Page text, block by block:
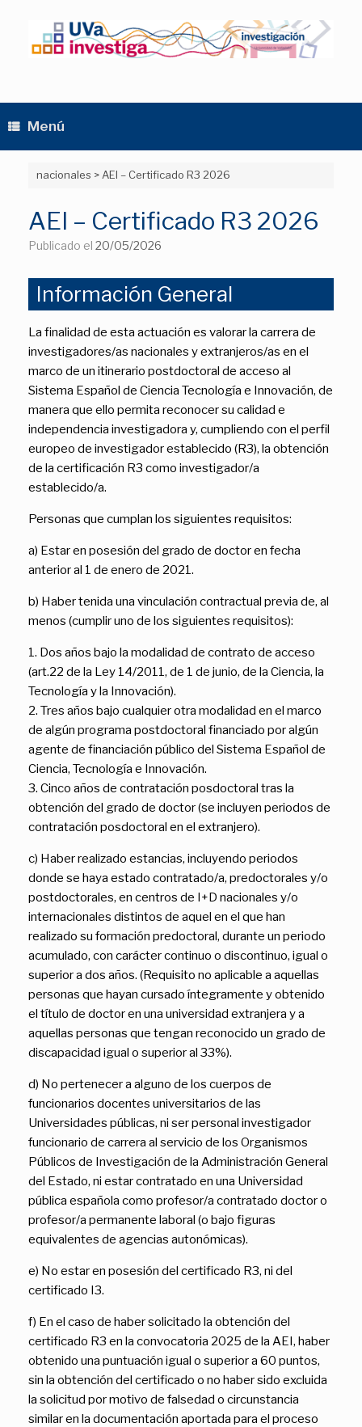
contenido
Menú
nacionales > AEI – Certificado R3 2026
AEI – Certificado R3 2026
Publicado el 20/05/2026
Información General
La finalidad de esta actuación es valorar la carrera de
investigadores/as nacionales y extranjeros/as en el
marco de un itinerario postdoctoral de acceso al
Sistema Español de Ciencia Tecnología e Innovación, de
manera que ello permita reconocer su calidad e
independencia investigadora y, cumpliendo con el perfil
europeo de investigador establecido (R3), la obtención
de la certificación R3 como investigador/a
establecido/a.
Personas que cumplan los siguientes requisitos:
a) Estar en posesión del grado de doctor en fecha
anterior al 1 de enero de 2021.
b) Haber tenida una vinculación contractual previa de, al
menos (cumplir uno de los siguientes requisitos):
1. Dos años bajo la modalidad de contrato de acceso
(art.22 de la Ley 14/2011, de 1 de junio, de la Ciencia, la
Tecnología y la Innovación).
2. Tres años bajo cualquier otra modalidad en el marco
de algún programa postdoctoral financiado por algún
agente de financiación público del Sistema Español de
Ciencia, Tecnología e Innovación.
3. Cinco años de contratación posdoctoral tras la
obtención del grado de doctor (se incluyen periodos de
contratación posdoctoral en el extranjero).
c) Haber realizado estancias, incluyendo periodos
donde se haya estado contratado/a, predoctorales y/o
postdoctorales, en centros de I+D nacionales y/o
internacionales distintos de aquel en el que han
realizado su formación predoctoral, durante un periodo
acumulado, con carácter continuo o discontinuo, igual o
superior a dos años. (Requisito no aplicable a aquellas
personas que hayan cursado íntegramente y obtenido
el título de doctor en una universidad extranjera y a
aquellas personas que tengan reconocido un grado de
discapacidad igual o superior al 33%).
d) No pertenecer a alguno de los cuerpos de
funcionarios docentes universitarios de las
Universidades públicas, ni ser personal investigador
funcionario de carrera al servicio de los Organismos
Públicos de Investigación de la Administración General
del Estado, ni estar contratado en una Universidad
pública española como profesor/a contratado doctor o
profesor/a permanente laboral (o bajo figuras
equivalentes de agencias autonómicas).
e) No estar en posesión del certificado R3, ni del
certificado I3.
f) En el caso de haber solicitado la obtención del
certificado R3 en la convocatoria 2025 de la AEI, haber
obtenido una puntuación igual o superior a 60 puntos,
sin la obtención del certificado o no haber sido excluida
la solicitud por motivo de falsedad o circunstancia
similar en la documentación aportada para el proceso